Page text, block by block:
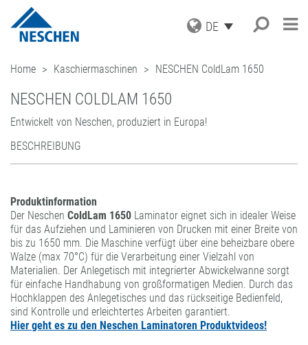
DE
PRODUKTE
DRUCKMEDIEN
SCHUTZFOLIEN
AUFZIEHFOLIEN
REPARATURBÄNDER
VERARBEITUNGSGERÄTE
ZUBEHÖR
INDUSTRIAL APPLICATIONS
LEISTUNGSSPEKTRUM
LOHNBESCHICHTUNGEN
FORMATBESCHICHTUNGEN
®
ORIGINAL
GREEN GRAPHICS – PVC-FREIE
MEDIEN
BASTELN & HOBBY
SERVICE
ICC PROFILE / PARTNER
AKTUELLES
NEWS
UNTERNEHMEN
MISSION
GESCHICHTE
EINKAUF
QUALITÄTSSICHERUNG
KARRIERE
ADRESSE
ANFRAGE
ANSPRECHPARTNER
NESCHEN WELTWEIT
Suche
Home Kaschiermaschinen NESCHEN ColdLam 1650
NESCHEN COLDLAM 1650
Entwickelt von Neschen, produziert in Europa!
BESCHREIBUNG
Produktinformation
Der Neschen ColdLam 1650 Laminator eignet sich in idealer Weise
für das Aufziehen und Laminieren von Drucken mit einer Breite von
bis zu 1650 mm. Die Maschine verfügt über eine beheizbare obere
Walze (max 70°C) für die Verarbeitung einer Vielzahl von
Materialien. Der Anlegetisch mit integrierter Abwickelwanne sorgt
für einfache Handhabung von großformatigen Medien. Durch das
Hochklappen des Anlegetisches und das rückseitige Bedienfeld,
sind Kontrolle und erleichtertes Arbeiten garantiert.
Hier geht es zu den Neschen Laminatoren Produktvideos!